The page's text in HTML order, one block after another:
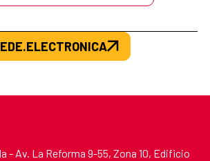
- Av. La Reforma 9-55, Zona 10, Edificio